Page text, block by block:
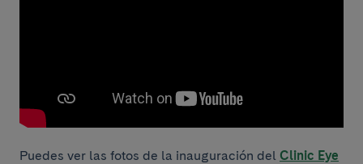
Puedes ver las fotos de la inauguración del Clinic Eye